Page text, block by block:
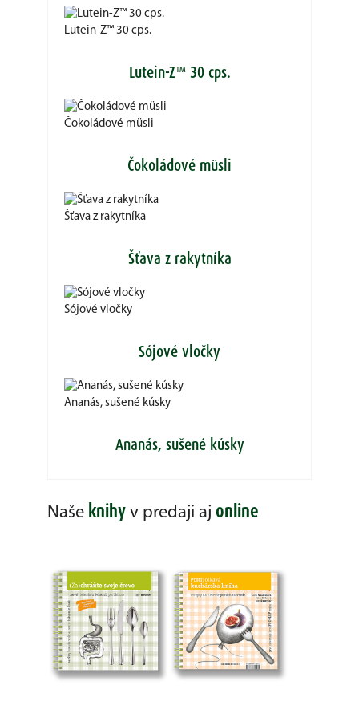
Lutein-Z™ 30 cps.
Lutein-Z™ 30 cps.
Čokoládové müsli
Čokoládové müsli
Šťava z rakytníka
Šťava z rakytníka
Sójové vločky
Sójové vločky
Ananás, sušené kúsky
Ananás, sušené kúsky
Naše knihy v predaji aj online